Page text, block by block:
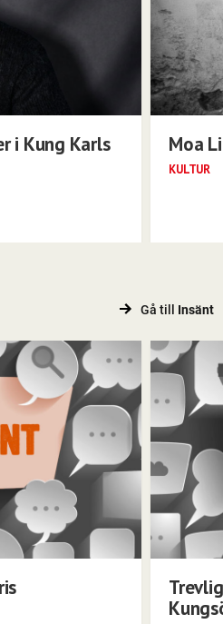
i Kung Karls
Moa
KULTUR
Gå till Insänt